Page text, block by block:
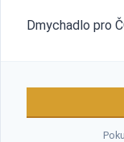
Dmychadlo pro